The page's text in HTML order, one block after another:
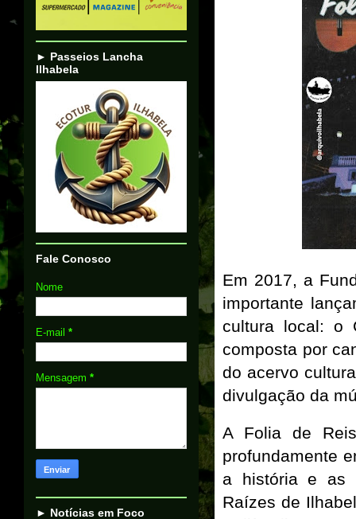
Em 2017, a
importante
cultura local: o
composta por
do acervo
divulgação da
A Folia de
profundamente
a história e as
Raízes de
► Passeios Lancha
Ilhabela
Fale Conosco
Nome
E-mail *
Mensagem *
► Notícias em Foco